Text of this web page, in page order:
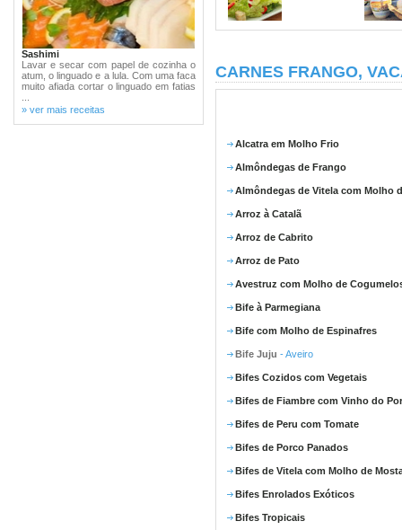
Sashimi
Lavar e secar com papel de cozinha o
atum, o linguado e a lula. Com uma faca
muito afiada cortar o linguado em fatias
» ver mais receitas
CARNES FRANGO,
Alcatra em Molho Frio
Almôndegas de Frango
Almôndegas de Vitela com Molho
Arroz à Catalã
Arroz de Cabrito
Arroz de Pato
Avestruz com Molho de
Bife à Parmegiana
Bife com Molho de Espinafres
Bife Juju - Aveiro
Bifes Cozidos com Vegetais
Bifes de Fiambre com Vinho do
Bifes de Peru com Tomate
Bifes de Porco Panados
Bifes de Vitela com Molho de
Bifes Enrolados Exóticos
Bifes Tropicais